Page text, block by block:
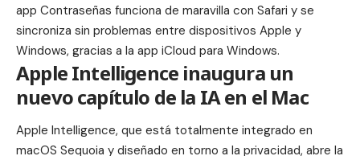
app Contraseñas funciona de maravilla con Safari y se
sincroniza sin problemas entre dispositivos Apple y
Windows, gracias a la app iCloud para Windows.
Apple Intelligence inaugura un
nuevo capítulo de la IA en el Mac
Apple Intelligence, que está totalmente integrado en
macOS Sequoia y diseñado en torno a la privacidad, abre la